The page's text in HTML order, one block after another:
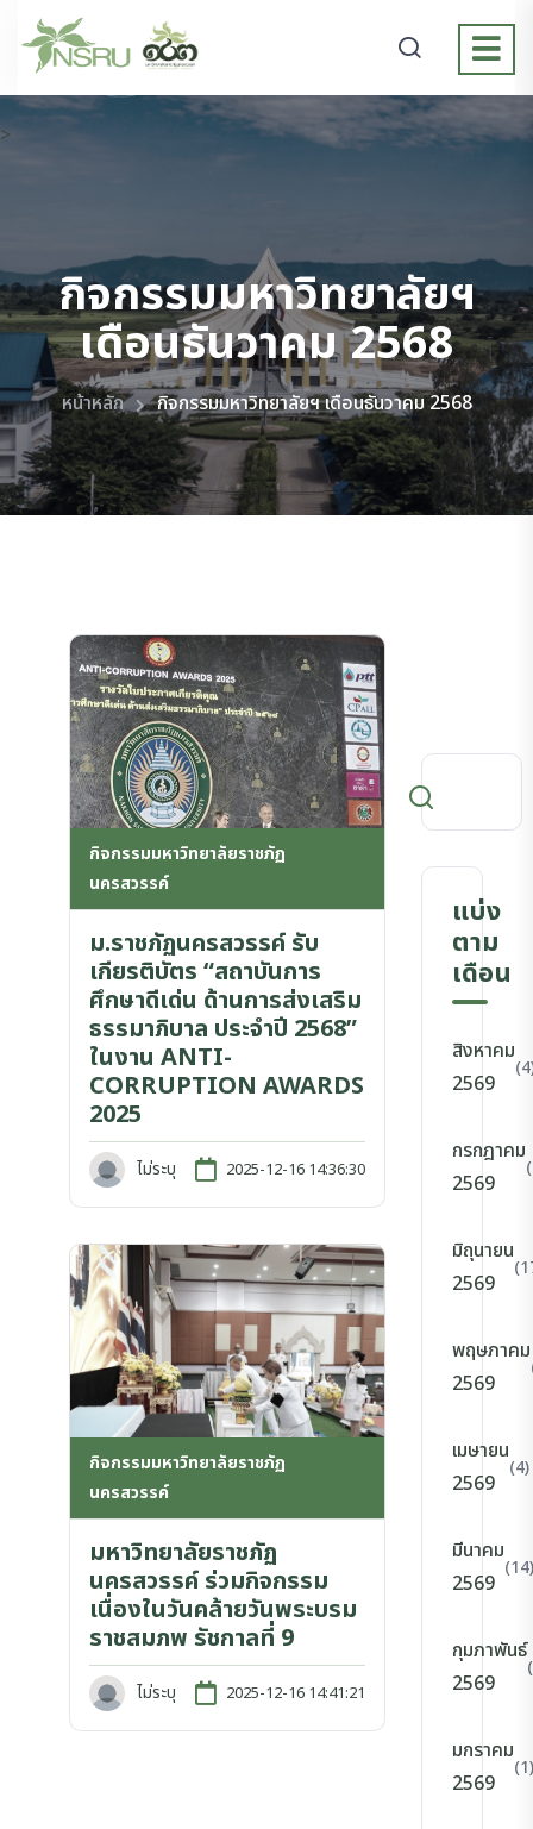
>
กิจกรรมมหาวิทยาลัยฯ
เดือนธันวาคม 2568
หน้าหลัก กิจกรรมมหาวิทยาลัยฯ เดือนธันวาคม 2568
กิจกรรมมหาวิทยาลัยราชภัฏ
นครสวรรค์
ม.ราชภัฏนครสวรรค์ รับ
เกียรติบัตร “สถาบันการ
ศึกษาดีเด่น ด้านการส่งเสริม
ธรรมาภิบาล ประจำปี 2568”
ในงาน ANTI-
CORRUPTION AWARDS
2025
ไม่ระบุ 2025-12-16 14:36:30
กิจกรรมมหาวิทยาลัยราชภัฏ
นครสวรรค์
มหาวิทยาลัยราชภัฏ
นครสวรรค์ ร่วมกิจกรรม
เนื่องในวันคล้ายวันพระบรม
ราชสมภพ รัชกาลที่ 9
ไม่ระบุ 2025-12-16 14:41:21
แบ่ง
ตาม
เดือน
สิงหาคม
2569
กรกฎาคม
2569
มิถุนายน
2569
พฤษภาคม
2569
เมษายน
2569
(4)
มีนาคม
2569
(14)
กุมภาพันธ์
2569
มกราคม
2569
(1)